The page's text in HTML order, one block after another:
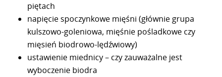
piętach
napięcie spoczynkowe mięśni (głównie grupa
kulszowo-goleniowa, mięśnie pośladkowe czy
mięsień biodrowo-lędźwiowy)
ustawienie miednicy – czy zauważalne jest
wyboczenie biodra